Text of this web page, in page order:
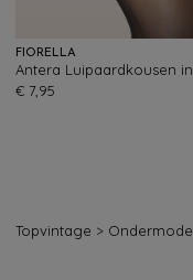
FIORELLA
€ 7,95
Topvintage > Ondermode